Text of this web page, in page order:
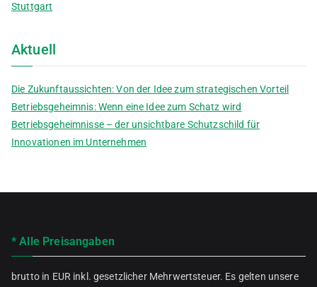
Stuttgart
Aktuell
Die Zukunftaussichten: Von der Idee zum strategischen Vorteil
Betriebsgeheimnis: Wenn eine Idee zum Schatz wird
Betriebsgeheimnisse – der unsichtbare Schutzschild für
Innovationen im Unternehmen
* Alle Preisangaben
brutto in EUR inkl. gesetzlicher Mehrwertsteuer. Es gelten unsere